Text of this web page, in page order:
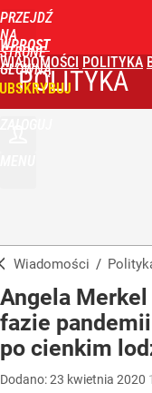
PRZEJDŹ
NA
STRONĘ
GŁÓWNĄ
WPROST
WIADOMOŚCI POLITYKA
POLITYKA
Wiadomości /
Angela
fazie
po cienkim
Dodano:23 kwietnia 2020